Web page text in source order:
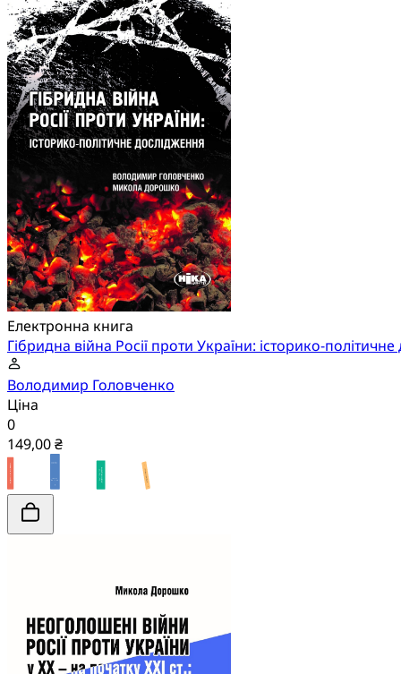
Електронна книга
Гібридна війна Росії проти України: історико-
Володимир Головченко
Ціна
0
149,00 ₴